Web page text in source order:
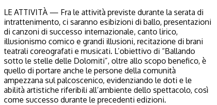
LE ATTIVITÀ — Fra le attività previste durante la serata di
intrattenimento, ci saranno esibizioni di ballo, presentazioni
di canzoni di successo internazionale, canto lirico,
illusionismo comico e grandi illusioni, recitazione di brani
teatrali coreografati e musicati. L’obiettivo di “Ballando
sotto le stelle delle Dolomiti”, oltre allo scopo benefico, è
quello di portare anche le persone della comunità
ampezzana sul palcoscenico, evidenziando le doti e le
abilità artistiche riferibili all’ambiente dello spettacolo, così
come successo durante le precedenti edizioni.